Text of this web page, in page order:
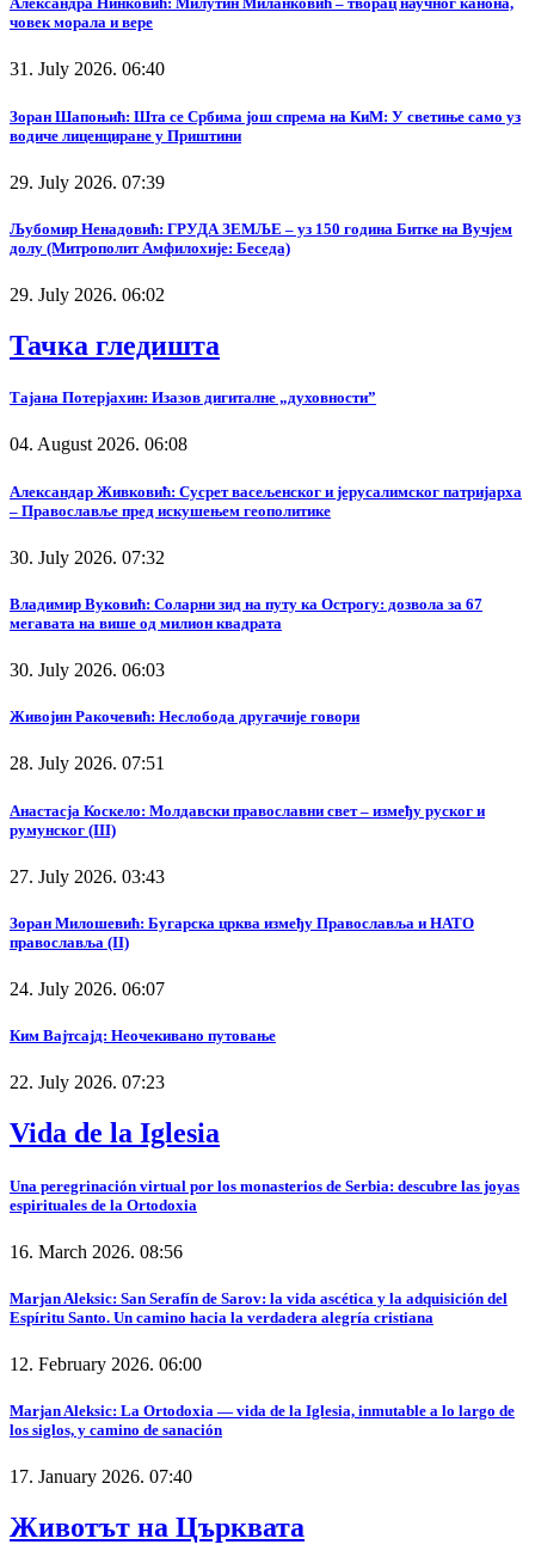
човек морала и вере
31. July 2026. 06:40
Зоран Шапоњић: Шта се Србима још спрема на КиМ: У светиње само уз
водиче лиценциране у Приштини
29. July 2026. 07:39
Љубомир Ненадовић: ГРУДА ЗЕМЉЕ – уз 150 година Битке на Вучјем
долу (Митрополит Амфилохије: Беседа)
29. July 2026. 06:02
Тачка гледишта
Тајана Потерјахин: Изазов дигиталне „духовности”
04. August 2026. 06:08
Александар Живковић: Сусрет васељенског и јерусалимског патријарха
– Православље пред искушењем геополитике
30. July 2026. 07:32
Владимир Вуковић: Соларни зид на путу ка Острогу: дозвола за 67
мегавата на више од милион квадрата
30. July 2026. 06:03
Живојин Ракочевић: Неслобода другачије говори
28. July 2026. 07:51
Анастасја Коскело: Молдавски православни свет – између руског и
румунског (III)
27. July 2026. 03:43
Зоран Милошевић: Бугарска црква између Православља и НАТО
православља (II)
24. July 2026. 06:07
Ким Вајтсајд: Неочекивано путовање
22. July 2026. 07:23
Vida de la Iglesia
Una peregrinación virtual por los monasterios de Serbia: descubre las joyas
espirituales de la Ortodoxia
16. March 2026. 08:56
Marjan Aleksic: San Serafín de Sarov: la vida ascética y la adquisición del
Espíritu Santo. Un camino hacia la verdadera alegría cristiana
12. February 2026. 06:00
Marjan Aleksic: La Ortodoxia — vida de la Iglesia, inmutable a lo largo de
los siglos, y camino de sanación
17. January 2026. 07:40
Животът на Църквата